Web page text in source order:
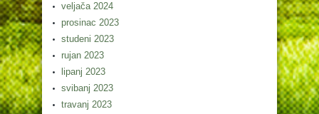
veljača 2024
prosinac 2023
studeni 2023
rujan 2023
lipanj 2023
svibanj 2023
travanj 2023